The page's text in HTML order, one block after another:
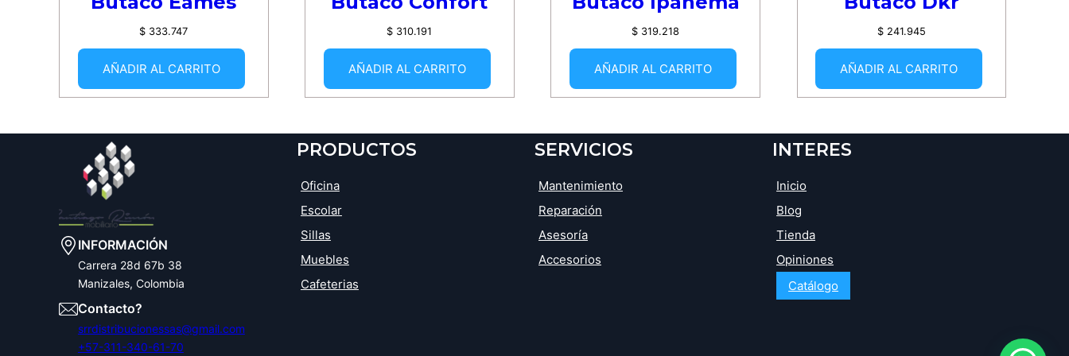
$ 333.747
AÑADIR AL CARRITO
$ 310.191
AÑADIR AL CARRITO
$ 319.218
AÑADIR AL CARRITO
$241.945
AÑADIR AL CARRITO
INFORMACIÓN
Carrera 28d 67b 38
Manizales, Colombia
Contacto?
srrdistribucionessas@gmail.com
+57-311-340-61-70
PRODUCTOS
Oficina
Escolar
Sillas
Muebles
Cafeterias
SERVICIOS
Mantenimiento
Reparación
Asesoría
Accesorios
INTERES
Inicio
Blog
Tienda
Opiniones
Catálogo